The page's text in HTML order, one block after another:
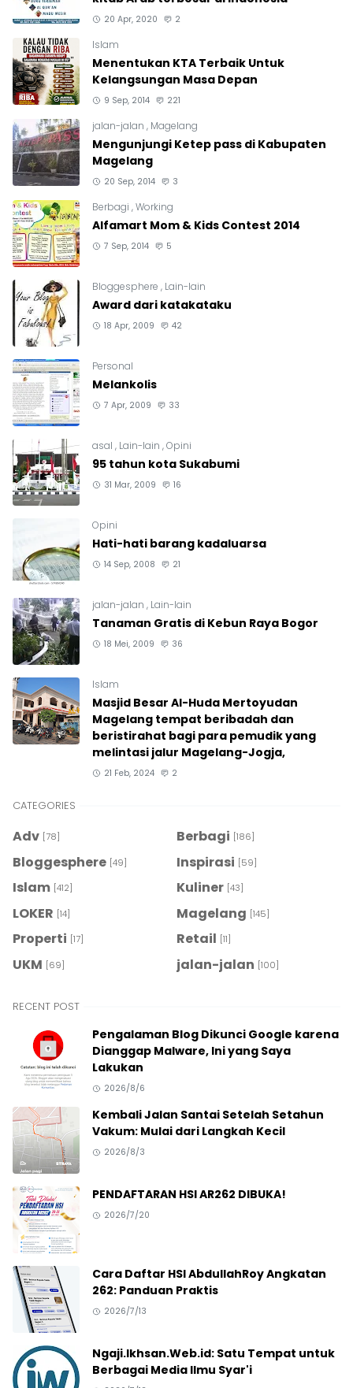
20 Apr, 2020 2
Islam
Menentukan KTA Terbaik Untuk
Kelangsungan Masa Depan
9 Sep, 2014 221
jalan-jalan , Magelang
Mengunjungi Ketep pass di Kabupaten
Magelang
20 Sep, 2014 3
Berbagi ,Working
Alfamart Mom & Kids Contest 2014
7 Sep, 2014 5
Bloggesphere , Lain-lain
Award dari katakataku
18 Apr, 2009 42
Personal
Melankolis
7 Apr, 2009 33
asal , Lain-lain ,Opini
95 tahun kota Sukabumi
31 Mar, 2009 16
Opini
Hati-hati barang kadaluarsa
14 Sep, 2008 21
jalan-jalan , Lain-lain
Tanaman Gratis di Kebun Raya Bogor
18 Mei, 2009 36
Islam
Masjid Besar Al-Huda Mertoyudan
Magelang tempat beribadah dan
beristirahat bagi para pemudik yang
melintasi jalur Magelang-Jogja,
21 Feb, 2024 2
CATEGORIES
Adv [78] Berbagi [186]
Bloggesphere [49] Inspirasi [59]
Islam [412] Kuliner [43]
LOKER [14] Magelang [145]
Properti [17] Retail [11]
UKM [69] jalan-jalan [100]
RECENT POST
Pengalaman Blog Dikunci Google karena
Dianggap Malware, Ini yang Saya
Lakukan
2026/8/6
Kembali Jalan Santai Setelah Setahun
Vakum: Mulai dari Langkah Kecil
2026/8/3
PENDAFTARAN HSI AR262 DIBUKA!
2026/7/20
Cara Daftar HSI AbdullahRoy Angkatan
262: Panduan Praktis
2026/7/13
Ngaji.Ikhsan.Web.id: Satu Tempat untuk
Berbagai Media Ilmu Syar'i